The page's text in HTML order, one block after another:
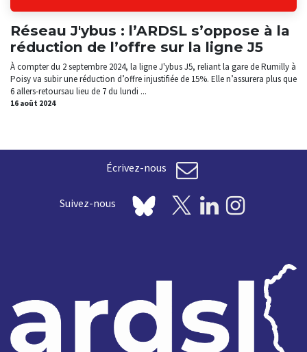
Réseau J'ybus : l’ARDSL s’oppose à la
réduction de l’offre sur la ligne J5
À compter du 2 septembre 2024, la ligne J'ybus J5, reliant la gare de Rumilly à
Poisy va subir une réduction d’offre injustifiée de 15%. Elle n’assurera plus que
6 allers-retoursau lieu de 7 du lundi ...
16 août 2024
Écrivez-nous
Suivez-nous